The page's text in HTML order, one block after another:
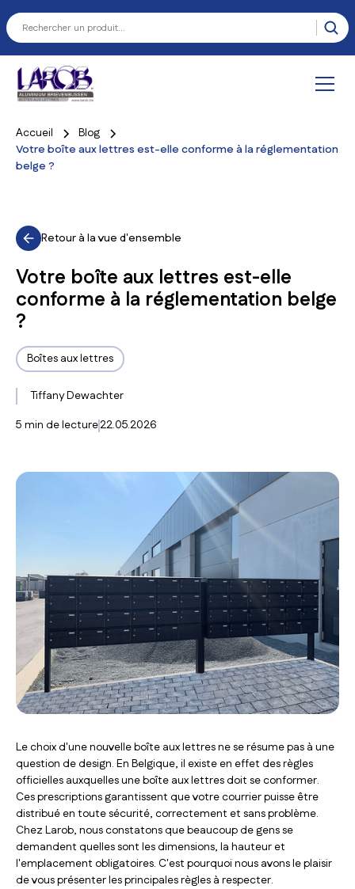
Accueil
Blog
Votre boîte aux lettres est-elle conforme à la réglementation
belge ?
Retour à la vue d'ensemble
Votre boîte aux lettres est-elle
conforme à la réglementation belge
?
Boîtes aux lettres
Tiffany Dewachter
5 min de lecture22.05.2026
Le choix d'une nouvelle boîte aux lettres ne se résume pas à une
question de design. En Belgique, il existe en effet des règles
officielles auxquelles une boîte aux lettres doit se conformer.
Ces prescriptions garantissent que votre courrier puisse être
distribué en toute sécurité, correctement et sans problème.
Chez Larob, nous constatons que beaucoup de gens se
demandent quelles sont les dimensions, la hauteur et
l'emplacement obligatoires. C'est pourquoi nous avons le plaisir
de vous présenter les principales règles à respecter.